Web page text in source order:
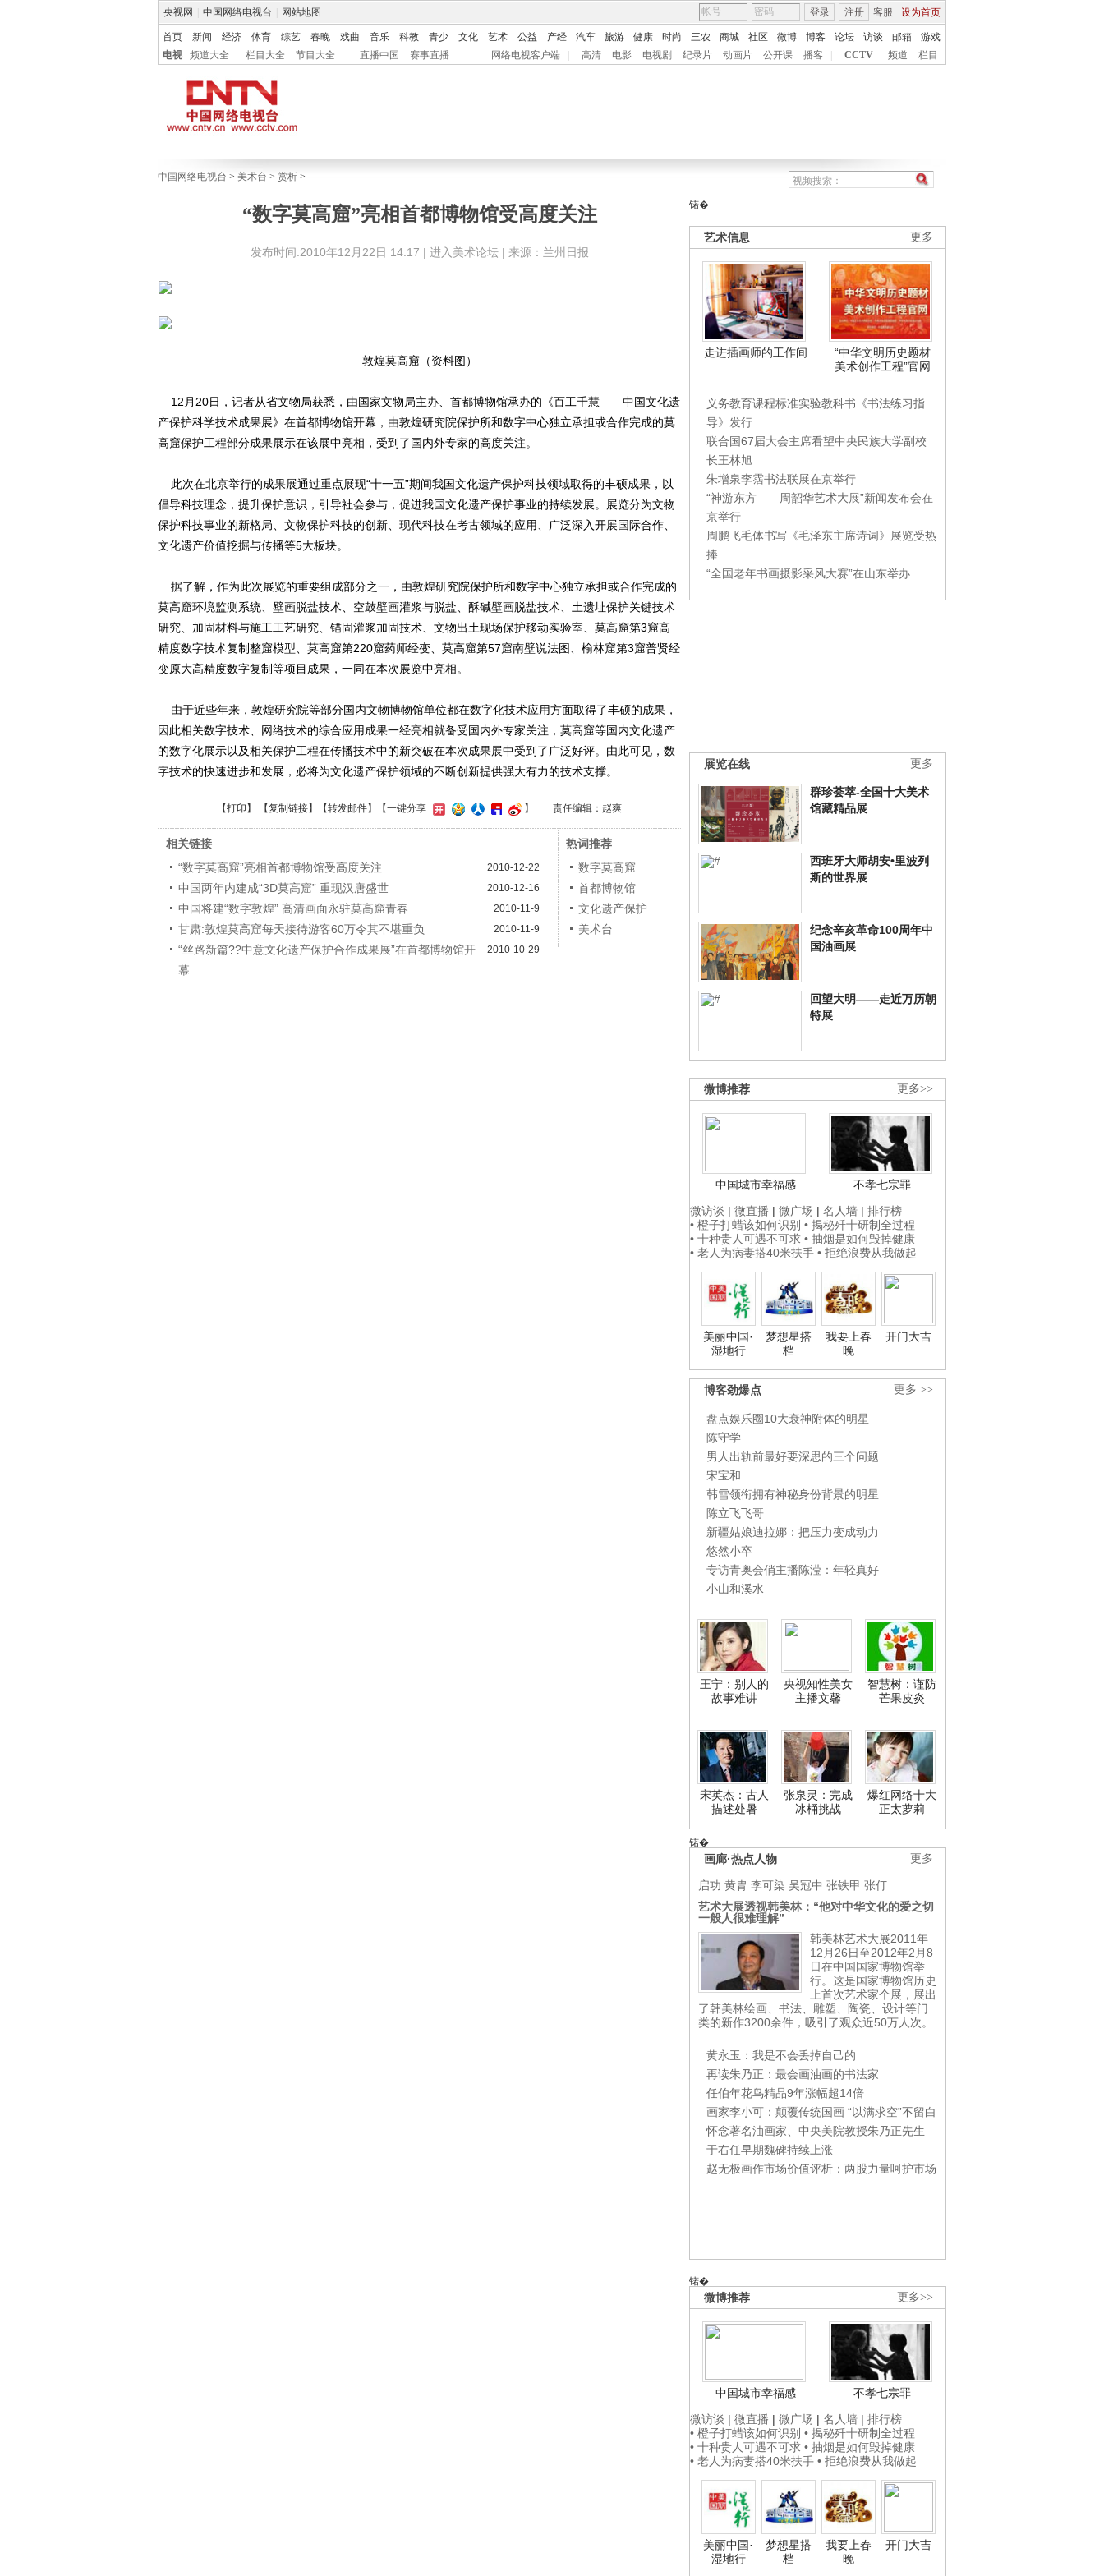
央视网 中国网络电视台 网站地图 客服 设为首页
登录 注册
首页 新闻 经济 体育 综艺 春晚 戏曲 音乐 科教 青少 文化 艺术 公益 产经 汽车 旅游 健康 时尚 三农 商城 社区 微博 博客 论坛 访谈 邮箱
游戏
电视
频道大全 栏目大全 节目大全 直播中国 赛事直播 网络电视客户端 高清 电影 电视剧 纪录片 动画片 公开课 播客 CCTV 频道 栏目
中国网络电视台 > 美术台 > 赏析 >
“数字莫高窟”亮相首都博物馆受高度关注
发布时间:2010年12月22日 14:17 | 进入美术论坛| 来源：兰州日报
锘�
更多
艺术信息
走进插画师的工作间
“中华文明历史题材
美术创作工程”官网
义务教育课程标准实验教科书《书法练习指
导》发行
联合国67届大会主席看望中央民族大学副校
长王林旭
朱增泉李霑书法联展在京举行
“神游东方——周韶华艺术大展”新闻发布会在
京举行
周鹏飞毛体书写《毛泽东主席诗词》展览受热
捧
“全国老年书画摄影采风大赛”在山东举办
更多
展览在线
群珍荟萃-全国十大美术
馆藏精品展
西班牙大师胡安•里波列
斯的世界展
纪念辛亥革命100周年中
国油画展
回望大明——走近万历朝
特展
更多>>
微博推荐
中国城市幸福感
不孝七宗罪
微访谈 | 微直播 | 微广场 | 名人墙 | 排行榜
• 橙子打蜡该如何识别 • 揭秘歼十研制全过程
• 十种贵人可遇不可求 • 抽烟是如何毁掉健康
• 老人为病妻搭40米扶手 • 拒绝浪费从我做起
美丽中国·
湿地行
梦想星搭
档
我要上春
晚
开门大吉
更多 >>
博客劲爆点
盘点娱乐圈10大衰神附体的明星
陈守学
男人出轨前最好要深思的三个问题
宋宝和
韩雪领衔拥有神秘身份背景的明星
陈立飞飞哥
新疆姑娘迪拉娜：把压力变成动力
悠然小卒
专访青奥会俏主播陈滢：年轻真好
小山和溪水
王宁：别人的
故事难讲
央视知性美女
主播文馨
智慧树：谨防
芒果皮炎
宋英杰：古人
描述处暑
张泉灵：完成
冰桶挑战
爆红网络十大
正太萝莉
锘�
更多
画廊·热点人物
启功 黄胄 李可染 吴冠中 张铁甲 张仃
艺术大展透视韩美林：“他对中华文化的爱之切
一般人很难理解”
韩美林艺术大展2011年
12月26日至2012年2月8
日在中国国家博物馆举
行。这是国家博物馆历史
上首次艺术家个展，展出
了韩美林绘画、书法、雕塑、陶瓷、设计等门
类的新作3200余件，吸引了观众近50万人次。
黄永玉：我是不会丢掉自己的
再读朱乃正：最会画油画的书法家
任伯年花鸟精品9年涨幅超14倍
画家李小可：颠覆传统国画 “以满求空”不留白
怀念著名油画家、中央美院教授朱乃正先生
于右任早期魏碑持续上涨
赵无极画作市场价值评析：两股力量呵护市场
锘�
更多>>
微博推荐
中国城市幸福感
不孝七宗罪
微访谈 | 微直播 | 微广场 | 名人墙 | 排行榜
• 橙子打蜡该如何识别 • 揭秘歼十研制全过程
• 十种贵人可遇不可求 • 抽烟是如何毁掉健康
• 老人为病妻搭40米扶手 • 拒绝浪费从我做起
美丽中国·
湿地行
梦想星搭
档
我要上春
晚
开门大吉
敦煌莫高窟（资料图）
12月20日，记者从省文物局获悉，由国家文物局主办、首都博物馆承办的《百工千慧——中国文化遗
产保护科学技术成果展》在首都博物馆开幕，由敦煌研究院保护所和数字中心独立承担或合作完成的莫
高窟保护工程部分成果展示在该展中亮相，受到了国内外专家的高度关注。
此次在北京举行的成果展通过重点展现“十一五”期间我国文化遗产保护科技领域取得的丰硕成果，以
倡导科技理念，提升保护意识，引导社会参与，促进我国文化遗产保护事业的持续发展。展览分为文物
保护科技事业的新格局、文物保护科技的创新、现代科技在考古领域的应用、广泛深入开展国际合作、
文化遗产价值挖掘与传播等5大板块。
据了解，作为此次展览的重要组成部分之一，由敦煌研究院保护所和数字中心独立承担或合作完成的
莫高窟环境监测系统、壁画脱盐技术、空鼓壁画灌浆与脱盐、酥碱壁画脱盐技术、土遗址保护关键技术
研究、加固材料与施工工艺研究、锚固灌浆加固技术、文物出土现场保护移动实验室、莫高窟第3窟高
精度数字技术复制整窟模型、莫高窟第220窟药师经变、莫高窟第57窟南壁说法图、榆林窟第3窟普贤经
变原大高精度数字复制等项目成果，一同在本次展览中亮相。
由于近些年来，敦煌研究院等部分国内文物博物馆单位都在数字化技术应用方面取得了丰硕的成果，
因此相关数字技术、网络技术的综合应用成果一经亮相就备受国内外专家关注，莫高窟等国内文化遗产
的数字化展示以及相关保护工程在传播技术中的新突破在本次成果展中受到了广泛好评。由此可见，数
字技术的快速进步和发展，必将为文化遗产保护领域的不断创新提供强大有力的技术支撑。
【打印 】 【复制链接】【转发邮件】 【一键分享 】 责任编辑：赵爽
相关链接
“数字莫高窟”亮相首都博物馆受高度关注
2010-12-22
中国两年内建成“3D莫高窟” 重现汉唐盛世 2010-12-16
中国将建“数字敦煌” 高清画面永驻莫高窟青春 2010-11-9
甘肃:敦煌莫高窟每天接待游客60万令其不堪重负 2010-11-9
“丝路新篇??中意文化遗产保护合作成果展”在首都博物馆开
幕
2010-10-29
热词推荐
数字莫高窟
首都博物馆
文化遗产保护
美术台